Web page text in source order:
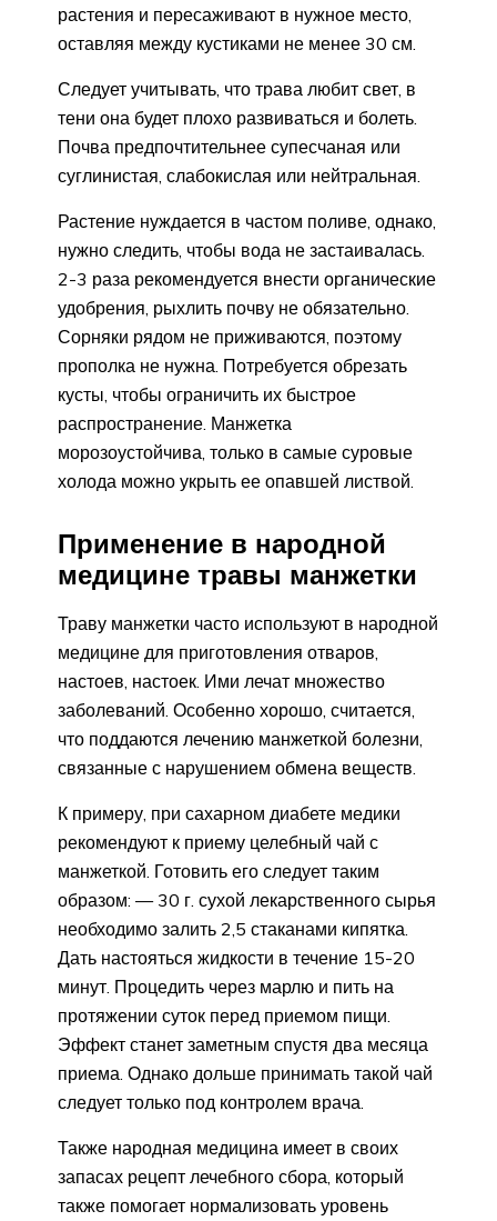
растения и пересаживают в нужное место,
оставляя между кустиками не менее 30 см.
Следует учитывать, что трава любит свет, в
тени она будет плохо развиваться и болеть.
Почва предпочтительнее супесчаная или
суглинистая, слабокислая или нейтральная.
Растение нуждается в частом поливе, однако,
нужно следить, чтобы вода не застаивалась.
2-3 раза рекомендуется внести органические
удобрения, рыхлить почву не обязательно.
Сорняки рядом не приживаются, поэтому
прополка не нужна. Потребуется обрезать
кусты, чтобы ограничить их быстрое
распространение. Манжетка
морозоустойчива, только в самые суровые
холода можно укрыть ее опавшей листвой.
Применение в народной
медицине травы манжетки
Траву манжетки часто используют в народной
медицине для приготовления отваров,
настоев, настоек. Ими лечат множество
заболеваний. Особенно хорошо, считается,
что поддаются лечению манжеткой болезни,
связанные с нарушением обмена веществ.
К примеру, при сахарном диабете медики
рекомендуют к приему целебный чай с
манжеткой. Готовить его следует таким
образом: — 30 г. сухой лекарственного сырья
необходимо залить 2,5 стаканами кипятка.
Дать настояться жидкости в течение 15-20
минут. Процедить через марлю и пить на
протяжении суток перед приемом пищи.
Эффект станет заметным спустя два месяца
приема. Однако дольше принимать такой чай
следует только под контролем врача.
Также народная медицина имеет в своих
запасах рецепт лечебного сбора, который
также помогает нормализовать уровень